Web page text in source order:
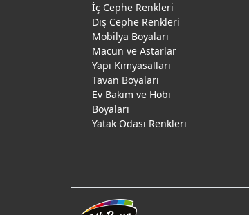
İç Cephe Renkleri
Dış Cephe Renkleri
Mobilya Boyaları
Macun ve Astarlar
Yapı Kimyasalları
Tavan Boyaları
Ev Bakım ve Hobi
Boyaları
Yatak Odası Renkleri